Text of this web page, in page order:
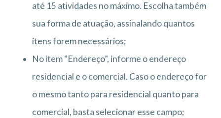
até 15 atividades no máximo. Escolha também
sua forma de atuação, assinalando quantos
itens forem necessários;
No item “Endereço”, informe o endereço
residencial e o comercial. Caso o endereço for
o mesmo tanto para residencial quanto para
comercial, basta selecionar esse campo;